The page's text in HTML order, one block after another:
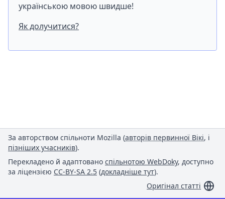
українською мовою швидше!
Як долучитися?
За авторством спільноти Mozilla (авторів первинної Вікі, і
пізніших учасників).
Перекладено й адаптовано спільнотою WebDoky, доступно
за ліцензією CC-BY-SA 2.5 (докладніше тут).
Оригінал статті